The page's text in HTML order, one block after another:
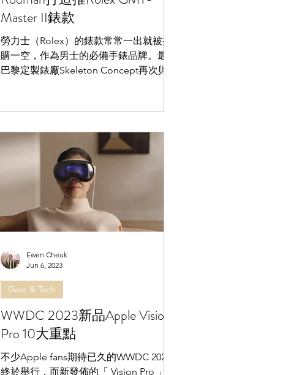
Master II錶款
勞力士（Rolex）的錶款常常一出就被搶
購一空，作為男士的必備手錶品牌。最近
巴黎定製錶廠Skeleton Concept再次與
II「Bad...
WWDC 2023新品Apple Vision
Pro 10大重點
不少Apple fans期待已久的WWDC 2023
終於舉行，而新發佈的「 Vision Pro 」
Gear & Tech
Ewen Cheuk
Jun 6, 2023